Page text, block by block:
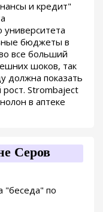
и кредит"
университета
бюджеты в
все больший
шоков, так
должна показать
Strombaject
в аптеке
Серов
"беседа" по